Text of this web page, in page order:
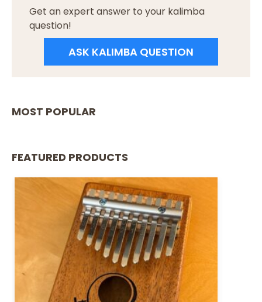
Get an expert answer to your kalimba
question!
ASK KALIMBA QUESTION
MOST POPULAR
FEATURED PRODUCTS